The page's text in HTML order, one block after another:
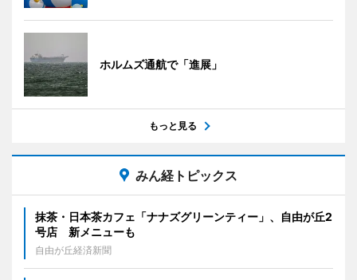
ホルムズ通航で「進展」
もっと見る
みん経トピックス
抹茶・日本茶カフェ「ナナズグリーンティー」、自由が丘2
号店 新メニューも
自由が丘経済新聞